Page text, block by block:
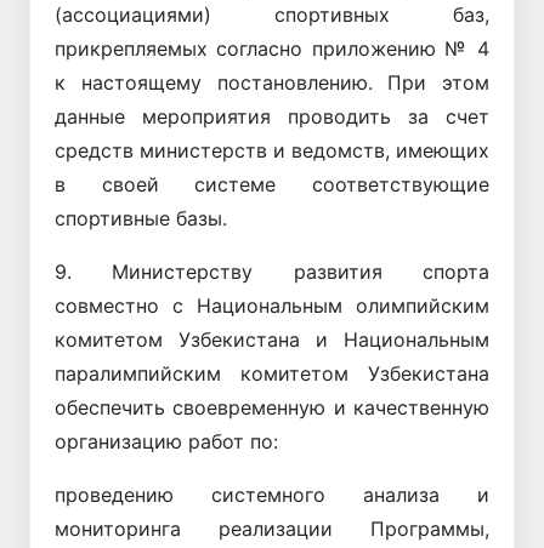
(ассоциациями) спортивных баз,
прикрепляемых согласно приложению № 4
к настоящему постановлению. При этом
данные мероприятия проводить за счет
средств министерств и ведомств, имеющих
в своей системе соответствующие
спортивные базы.
9. Министерству развития спорта
совместно с Национальным олимпийским
комитетом Узбекистана и Национальным
паралимпийским комитетом Узбекистана
обеспечить своевременную и качественную
организацию работ по:
проведению системного анализа и
мониторинга реализации Программы,